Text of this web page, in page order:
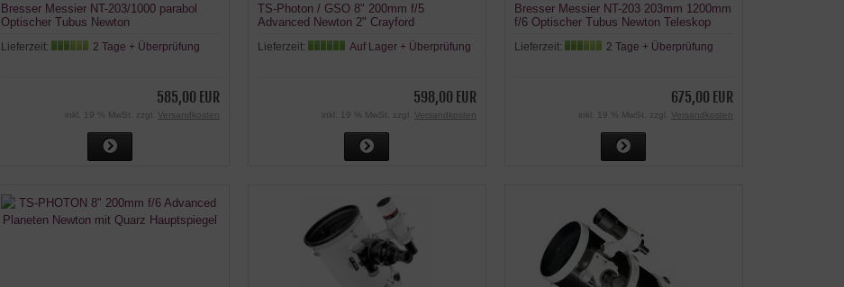
Bresser Messier NT-203/1000 parabol
Optischer Tubus Newton
Lieferzeit: 2 Tage + Überprüfung
585,00 EUR
inkl. 19 % MwSt. zzgl. Versandkosten
TS-Photon / GSO 8" 200mm f/5
Advanced Newton 2" Crayford
Lieferzeit: Auf Lager + Überprüfung
598,00 EUR
inkl. 19 % MwSt. zzgl. Versandkosten
Bresser Messier NT-203 203mm 1200mm
f/6 Optischer Tubus Newton Teleskop
Lieferzeit: 2 Tage + Überprüfung
675,00 EUR
inkl. 19 % MwSt. zzgl. Versandkosten